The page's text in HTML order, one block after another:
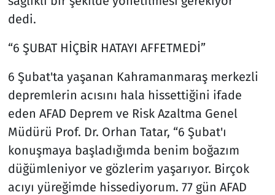
dedi.
“6 ŞUBAT HİÇBİR HATAYI AFFETMEDİ”
6 Şubat'ta yaşanan Kahramanmaraş merkezli
depremlerin acısını hala hissettiğini ifade
eden AFAD Deprem ve Risk Azaltma Genel
Müdürü Prof. Dr. Orhan Tatar, “6 Şubat'ı
konuşmaya başladığımda benim boğazım
düğümleniyor ve gözlerim yaşarıyor. Birçok
acıyı yüreğimde hissediyorum. 77 gün AFAD